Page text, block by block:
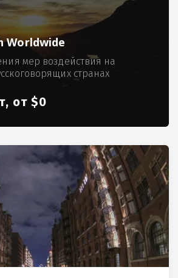
Worldwide
мер воздействия на
странах
от $0